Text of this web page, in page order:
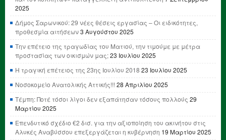
2025
Δήμος Σαρωνικού: 29 νέες θέσεις εργασίας – Οι ειδικότητες,
προθεσμία αιτήσεων3 Αυγούστου 2025
Την επέτειο της τραγωδίας του Ματιού, την τιμούμε με μέτρα
προστασίας των οικισμών μας;23 Ιουλίου 2025
Η τραγική επέτειος της 23ης Ιουλίου 2018 23 Ιουλίου 2025
Νοσοκομείο Ανατολικής Αττικής!!! 28 Απριλίου 2025
Τέμπη: Ποτέ τόσοι λίγοι δεν εξαπάτησαν τόσους πολλούς 29
Μαρτίου 2025
Επενδυτικό σχέδιο €2 δισ. για την αξιοποίηση του ακινήτου στις
Αλυκές Αναβύσσου επεξεργάζεται η κυβέρνηση 19 Μαρτίου 2025